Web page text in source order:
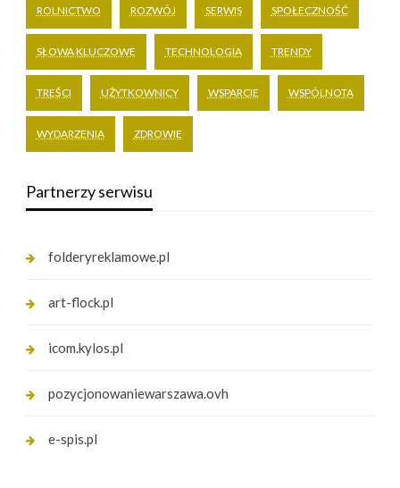
ROLNICTWO ROZWÓJ SERWIS SPOŁECZNOŚĆ
SŁOWA KLUCZOWE TECHNOLOGIA TRENDY
TREŚCI UŻYTKOWNICY WSPARCIE WSPÓLNOTA
WYDARZENIA ZDROWIE
Partnerzy serwisu
folderyreklamowe.pl
art-flock.pl
icom.kylos.pl
pozycjonowaniewarszawa.ovh
e-spis.pl